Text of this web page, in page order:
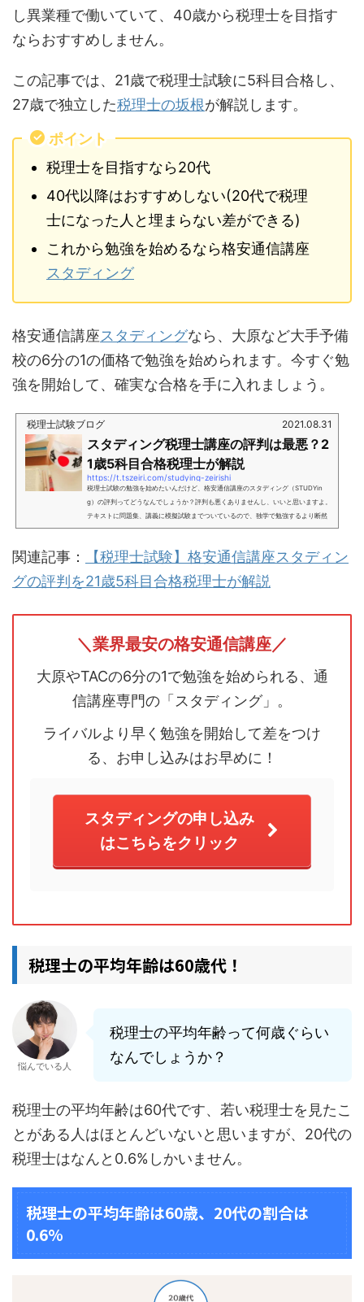
し異業種で働いていて、40歳から税理士を目指す
ならおすすめしません。
この記事では、21歳で税理士試験に5科目合格し、
27歳で独立した税理士の坂根が解説します。
ポイント
税理士を目指すなら20代
40代以降はおすすめしない(20代で税理
士になった人と埋まらない差ができる)
これから勉強を始めるなら格安通信講座
スタディング
格安通信講座スタディングなら、大原など大手予備
校の6分の1の価格で勉強を始められます。今すぐ勉
強を開始して、確実な合格を手に入れましょう。
税理士試験ブログ 2021.08.31
スタディング税理士講座の評判は最悪？2
1歳5科目合格税理士が解説
https://t.tszeiri.com/studying-zeirishi
税理士試験の勉強を始めたいんだけど、格安通信講座のスタディング（STUDYin
g）の評判ってどうなんでしょうか？評判も悪くありませんし、いいと思いますよ。
テキストに問題集、講義に模擬試験までついているので、独学で勉強するより断然
いいですし価格もだいぶ安いです。この記事では、21歳で5科目合格した税理士の坂
ートもとってみたので、参考にしてみてください。27歳で独立開業。2023年2024
関連記事：
【税理士試験】格安通信講座スタディン
グの評判を21歳5科目合格税理士が解説
＼業界最安の格安通信講座／
大原やTACの6分の1で勉強を始められる、通
信講座専門の「スタディング」。
ライバルより早く勉強を開始して差をつけ
る、お申し込みはお早めに！
スタディングの申し込み
はこちらをクリック
税理士の平均年齢は60歳代！
悩んでいる人
税理士の平均年齢って何歳ぐらい
なんでしょうか？
税理士の平均年齢は60代です、若い税理士を見たこ
とがある人はほとんどいないと思いますが、20代の
税理士はなんと0.6%しかいません。
税理士の平均年齢は60歳、20代の割合は
0.6%